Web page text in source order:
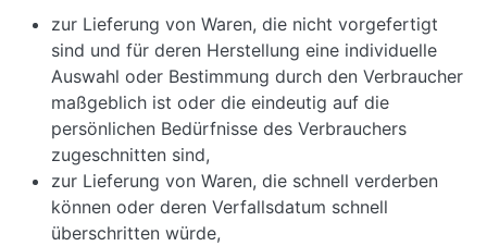
zur Lieferung von Waren, die nicht vorgefertigt
sind und für deren Herstellung eine individuelle
Auswahl oder Bestimmung durch den Verbraucher
maßgeblich ist oder die eindeutig auf die
persönlichen Bedürfnisse des Verbrauchers
zugeschnitten sind,
zur Lieferung von Waren, die schnell verderben
können oder deren Verfallsdatum schnell
überschritten würde,